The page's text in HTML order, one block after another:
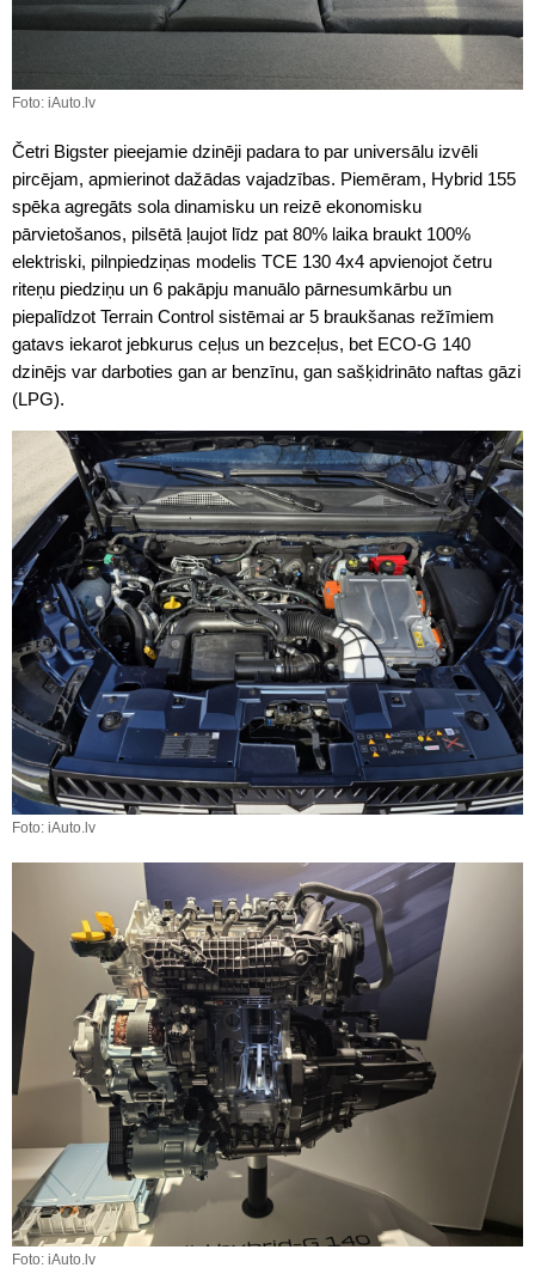
Foto: iAuto.lv
Četri Bigster pieejamie dzinēji padara to par universālu izvēli
pircējam, apmierinot dažādas vajadzības. Piemēram, Hybrid 155
spēka agregāts sola dinamisku un reizē ekonomisku
pārvietošanos, pilsētā ļaujot līdz pat 80% laika braukt 100%
elektriski, pilnpiedziņas modelis TCE 130 4x4 apvienojot četru
riteņu piedziņu un 6 pakāpju manuālo pārnesumkārbu un
piepalīdzot Terrain Control sistēmai ar 5 braukšanas režīmiem
gatavs iekarot jebkurus ceļus un bezceļus, bet ECO-G 140
dzinējs var darboties gan ar benzīnu, gan sašķidrināto naftas gāzi
(LPG).
Foto: iAuto.lv
Foto: iAuto.lv